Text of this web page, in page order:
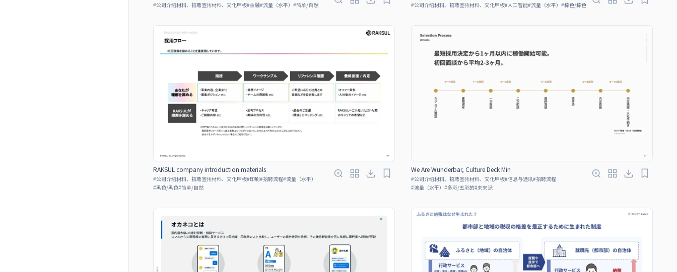
#公司介绍材料、招聘宣传材料、文化甲板#金融#流量（水平） #简单/自然 #公司介绍材料、招聘宣传材料、文化甲板#人工智能#流量（水平） #棕色/棕色
RAKSUL company introduction materials
#公司介绍材料、招聘宣传材料、文化甲板#印刷#招聘流程#流量（水平）
#黑色/黑色#简单/自然
We Are Wunderbar, Culture Deck Min
#公司介绍材料、招聘宣传材料、文化甲板#信息与通讯#招聘流程
#流量（水平） #多彩/五彩的#未来派